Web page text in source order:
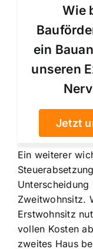
Wie
ein
unseren
Jetzt
Ein weiterer
Zweitwohnsitz.
Erstwohnsitz
vollen Kosten
zweites Haus